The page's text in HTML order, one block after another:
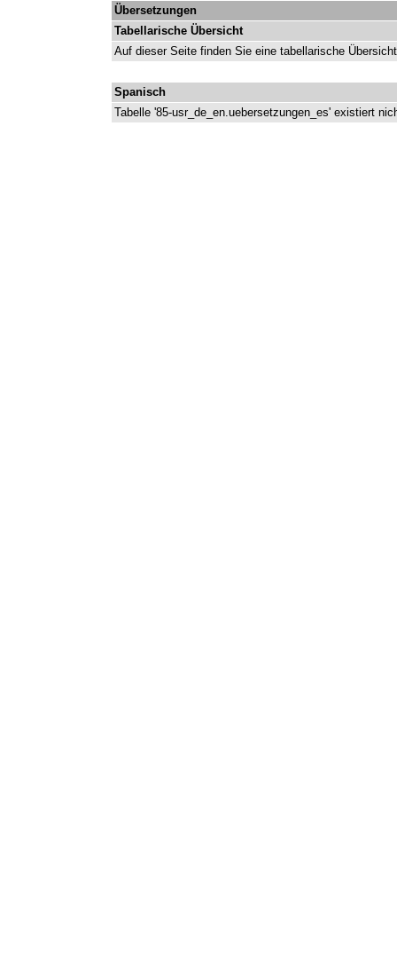
Übersetzungen
Tabellarische Übersicht
Auf dieser Seite finden Sie eine tabellarische
Spanisch
Tabelle '85-usr_de_en.uebersetzungen_es' existiert